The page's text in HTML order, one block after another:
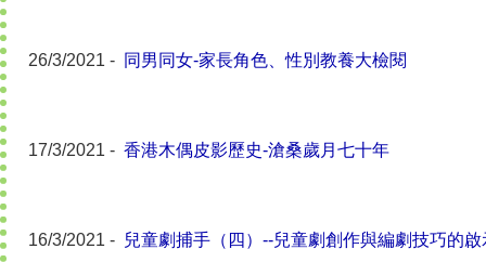
26/3/2021 - 同男同女-家長角色、性別教養大檢閱
17/3/2021 - 香港木偶皮影歷史-滄桑歲月七十年
16/3/2021 - 兒童劇捕手（四）--兒童劇創作與編劇技巧的啟